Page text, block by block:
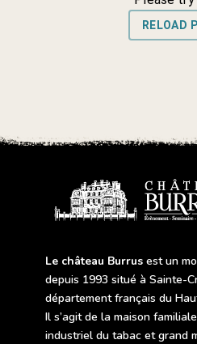
Le château Burrus est un
depuis 1993 situé à Sainte-
département français du
Il s’agit de la maison
industriel du tabac et grand